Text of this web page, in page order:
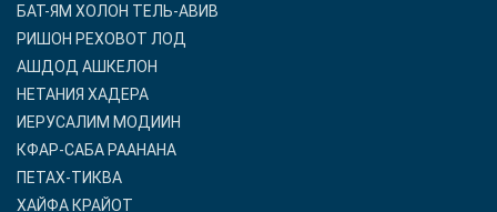
БАТ-ЯМ ХОЛОН ТЕЛЬ-АВИВ
РИШОН РЕХОВОТ ЛОД
АШДОД АШКЕЛОН
НЕТАНИЯ ХАДЕРА
ИЕРУСАЛИМ МОДИИН
КФАР-САБА РААНАНА
ПЕТАХ-ТИКВА
ХАЙФА КРАЙОТ